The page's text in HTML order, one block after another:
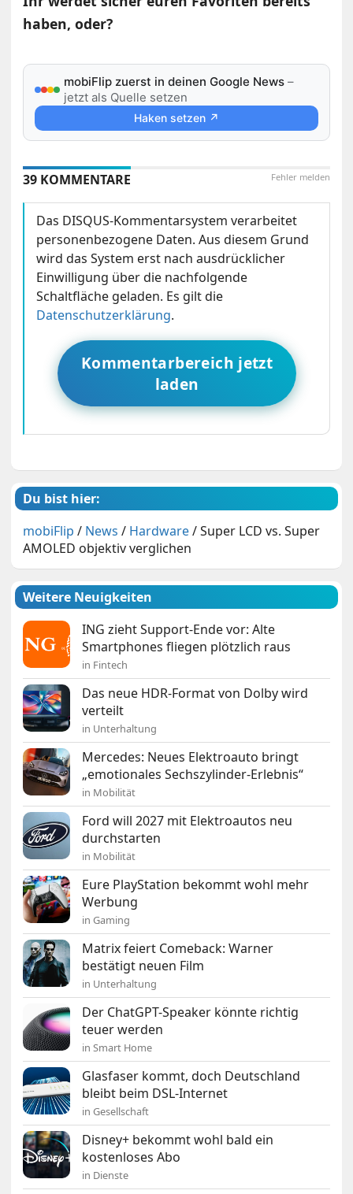
haben, oder?
mobiFlip zuerst in deinen Google News –
jetzt als Quelle setzen
Haken setzen ↗
Fehler melden
39 KOMMENTARE
Das DISQUS-Kommentarsystem verarbeitet
personenbezogene Daten. Aus diesem Grund
wird das System erst nach ausdrücklicher
Einwilligung über die nachfolgende
Schaltfläche geladen. Es gilt die
Datenschutzerklärung.
Kommentarbereich jetzt
laden
Du bist hier:
mobiFlip / News / Hardware/Super LCD vs. Super
AMOLED objektiv verglichen
Weitere Neuigkeiten
ING zieht Support-Ende vor: Alte
Smartphones fliegen plötzlich raus
in Fintech
Das neue HDR-Format von Dolby wird
verteilt
in Unterhaltung
Mercedes: Neues Elektroauto bringt
„emotionales Sechszylinder-Erlebnis“
in Mobilität
Ford will 2027 mit Elektroautos neu
durchstarten
in Mobilität
Eure PlayStation bekommt wohl mehr
Werbung
in Gaming
Matrix feiert Comeback: Warner
bestätigt neuen Film
in Unterhaltung
Der ChatGPT-Speaker könnte richtig
teuer werden
in Smart Home
Glasfaser kommt, doch Deutschland
bleibt beim DSL-Internet
in Gesellschaft
Disney+ bekommt wohl bald ein
kostenloses Abo
in Dienste